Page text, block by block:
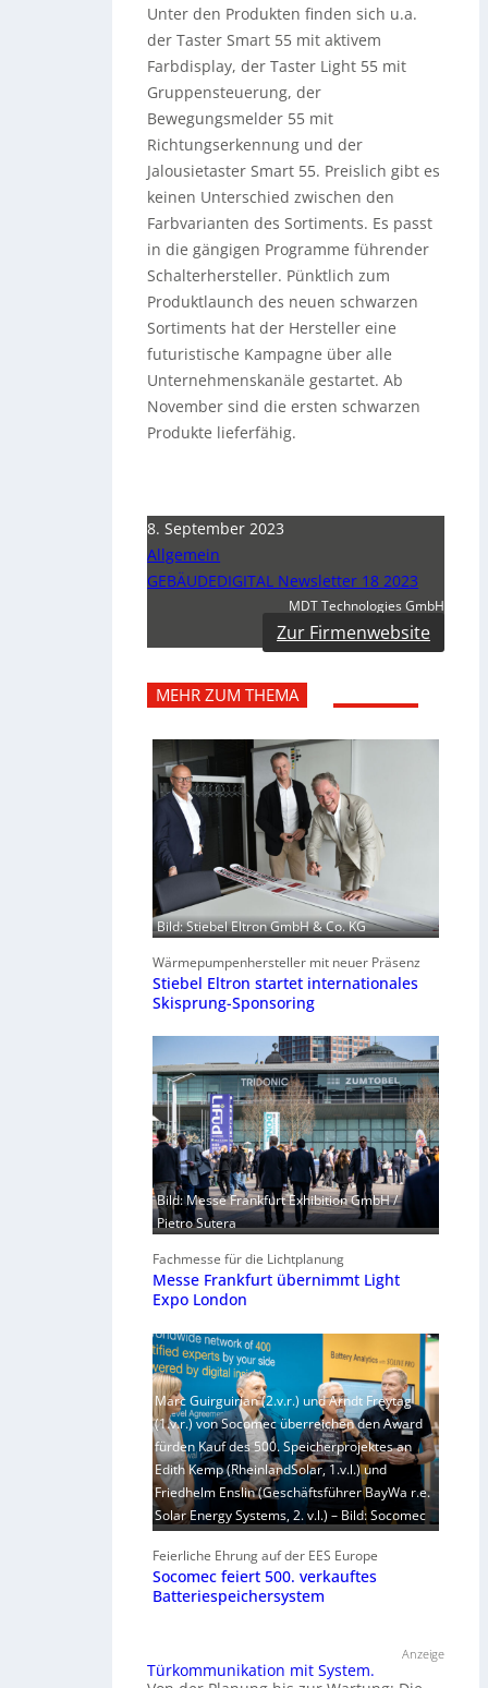
Unter den Produkten finden sich u.a.
der Taster Smart 55 mit aktivem
Farbdisplay, der Taster Light 55 mit
Gruppensteuerung, der
Bewegungsmelder 55 mit
Richtungserkennung und der
Jalousietaster Smart 55. Preislich gibt es
keinen Unterschied zwischen den
Farbvarianten des Sortiments. Es passt
in die gängigen Programme führender
Schalterhersteller. Pünktlich zum
Produktlaunch des neuen schwarzen
Sortiments hat der Hersteller eine
futuristische Kampagne über alle
Unternehmenskanäle gestartet. Ab
November sind die ersten schwarzen
Produkte lieferfähig.
8. September 2023
Allgemein
GEBÄUDEDIGITAL Newsletter 18 2023
MDT Technologies GmbH
Zur Firmenwebsite
MEHR ZUM THEMA
Bild: Stiebel Eltron GmbH & Co. KG
Wärmepumpenhersteller mit neuer Präsenz
Stiebel Eltron startet internationales
Skisprung-Sponsoring
Bild: Messe Frankfurt Exhibition GmbH /
Pietro Sutera
Fachmesse für die Lichtplanung
Messe Frankfurt übernimmt Light
Expo London
Marc Guirguirian (2.v.r.) und Arndt Freytag
(1.v.r.) von Socomec überreichen den Award
fürden Kauf des 500. Speicherprojektes an
Edith Kemp (RheinlandSolar, 1.v.l.) und
Friedhelm Enslin (Geschäftsführer BayWa r.e.
Solar Energy Systems, 2. v.l.) – Bild: Socomec
Feierliche Ehrung auf der EES Europe
Socomec feiert 500. verkauftes
Batteriespeichersystem
Anzeige
Türkommunikation mit System.